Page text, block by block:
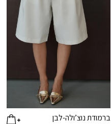
ברמודת נוצ’ולה-לבן